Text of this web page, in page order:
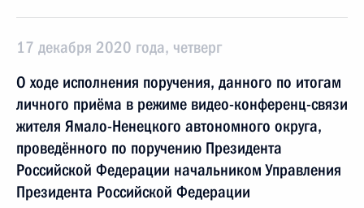
17 декабря 2020 года, четверг
О ходе исполнения поручения, данного по итогам
личного приёма в режиме видео-конференц-связи
жителя Ямало-Ненецкого автономного округа,
проведённого по поручению Президента
Российской Федерации начальником Управления
Президента Российской Федерации